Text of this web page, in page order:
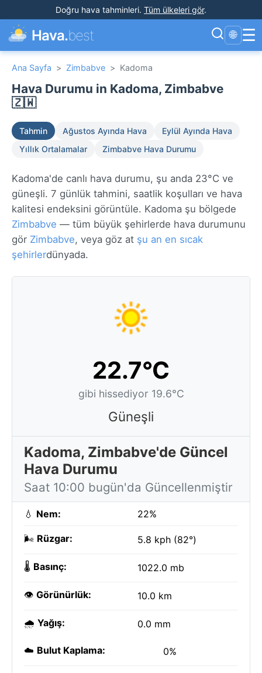
Doğru hava tahminleri. Tüm ülkeleri gör.
Hava.best 🌐 ☰
Ana Sayfa > Zimbabve > Kadoma
Hava Durumu in Kadoma, Zimbabve
🇿🇼
Tahmin Ağustos Ayında Hava
Eylül Ayında Hava
Yıllık Ortalamalar
Zimbabve Hava Durumu
Kadoma'de canlı hava durumu, şu anda 23°C ve
güneşli. 7 günlük tahmini, saatlik koşulları ve hava
kalitesi endeksini görüntüle. Kadoma şu bölgede
Zimbabve — tüm büyük şehirlerde hava durumunu
gör Zimbabve, veya göz at şu an en sıcak
şehirlerdünyada.
22.7°C
gibi hissediyor 19.6°C
Güneşli
Kadoma, Zimbabve'de Güncel
Hava Durumu
Saat 10:00 bugün'da Güncellenmiştir
💧 Nem: 22%
🌬️ Rüzgar: 5.8 kph (82°)
🌡️ Basınç: 1022.0 mb
👁️ Görünürlük: 10.0 km
🌧️ Yağış: 0.0 mm
☁️ Bulut Kaplama: 0%